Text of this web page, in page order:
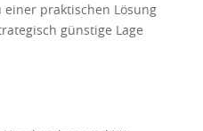
einer praktischen Lösung
günstige Lage